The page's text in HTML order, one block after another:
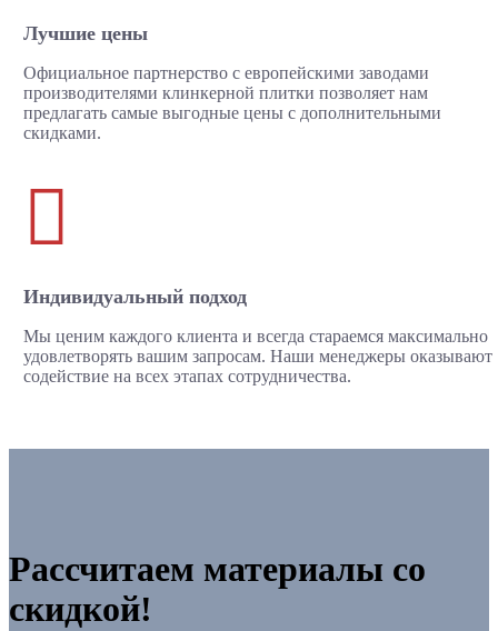
Лучшие цены
Официальное партнерство с европейскими заводами
производителями клинкерной плитки позволяет нам
предлагать самые выгодные цены с дополнительными
скидками.

Индивидуальный подход
Мы ценим каждого клиента и всегда стараемся максимально
удовлетворять вашим запросам. Наши менеджеры оказывают
содействие на всех этапах сотрудничества.
Рассчитаем материалы со
скидкой!